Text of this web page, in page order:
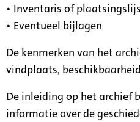
• Inventaris of
• Eventueel bijlagen
De kenmerken van het
vindplaats,
De inleiding op het archief
informatie over de